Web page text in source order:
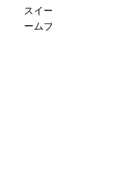
スイーツほうじ茶 ク
ームブリュレ（3g×5p